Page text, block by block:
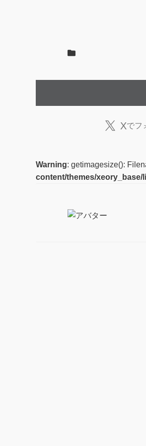
Xでフ
Warning: getimagesize():
content/themes/